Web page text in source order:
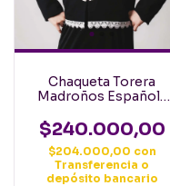
Chaqueta Torera
Madroños Española
con Blanco
$240.000,00
$204.000,00 con
Transferencia o
depósito bancario